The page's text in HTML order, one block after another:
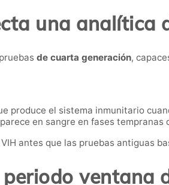
una analítica
de cuarta generación,
produce el sistema inmunitario
en sangre en fases tempranas
antes que las pruebas antiguas
periodo ventana